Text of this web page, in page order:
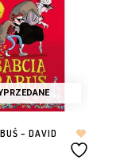
– DAVID